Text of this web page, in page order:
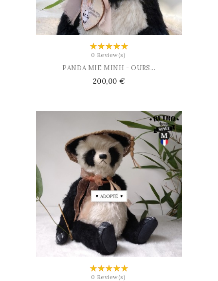
0 Review(s)
PANDA MIE MINH - OURS...
Prix
200,00 €
0 Review(s)